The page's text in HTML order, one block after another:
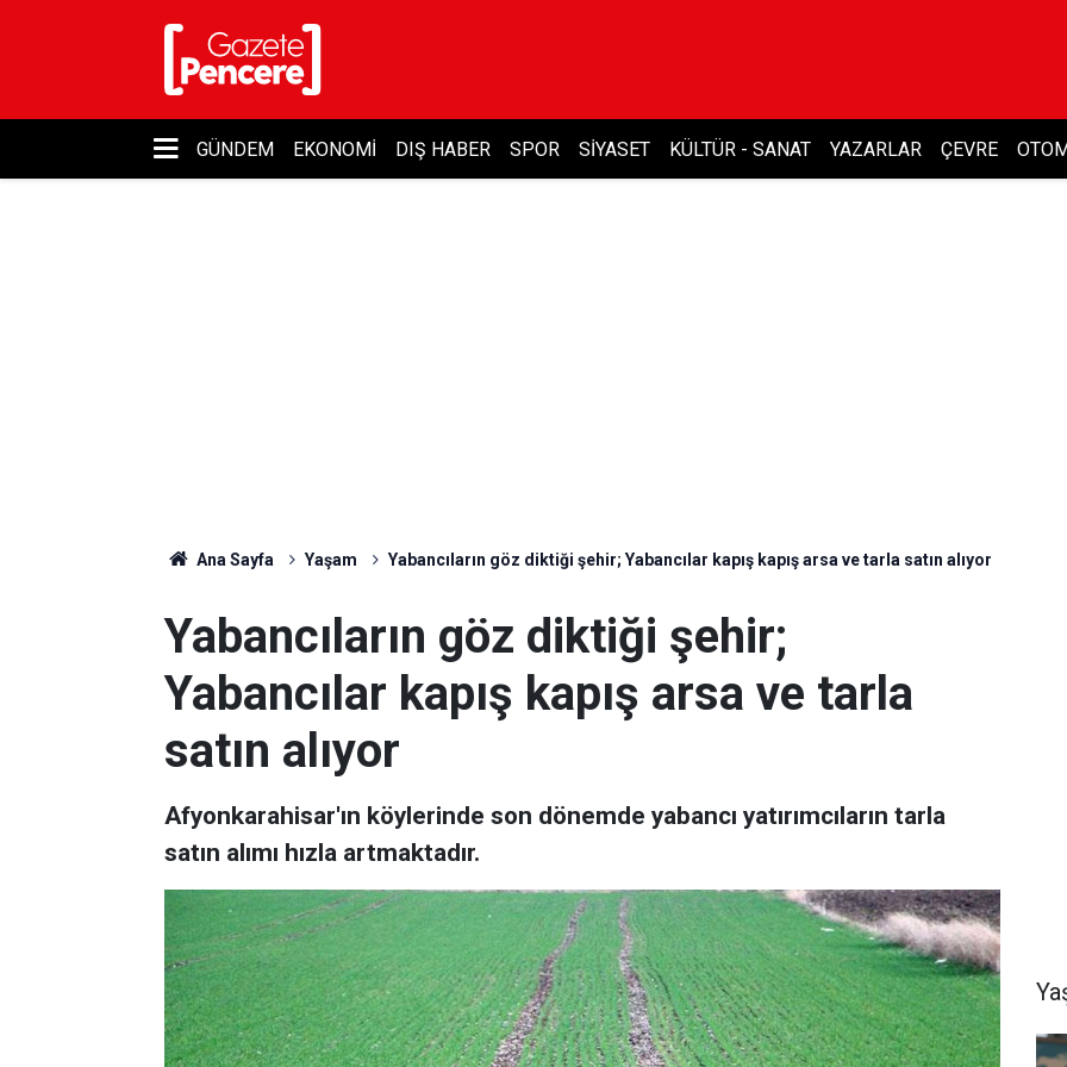
GÜNDEM EKONOMI DIŞ HABER SPOR SIYASET KÜLTÜR - SANAT YAZARLAR ÇEVRE
Ana Sayfa Yaşam Yabancıların göz diktiği şehir; Yabancılar kapış kapış arsa ve tarla satın alıyor
Yabancıların göz diktiği şehir;
Yabancılar kapış kapış arsa ve tarla
satın alıyor
Afyonkarahisar'ın köylerinde son dönemde yabancı yatırımcıların tarla
satın alımı hızla artmaktadır.